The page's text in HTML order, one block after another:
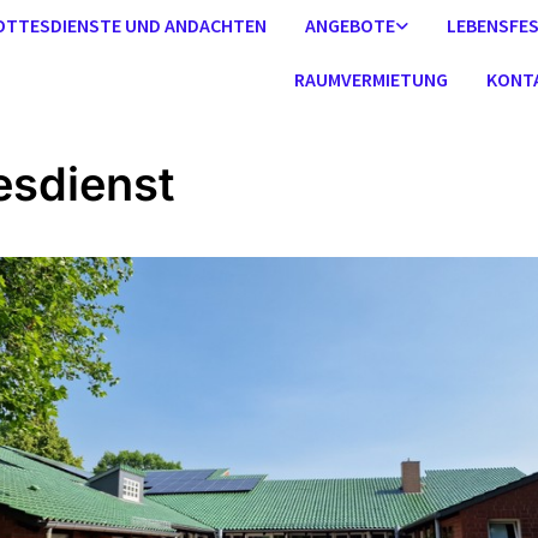
UND ANDACHTEN ANGEBOTE
RAUMVERMIETUNG